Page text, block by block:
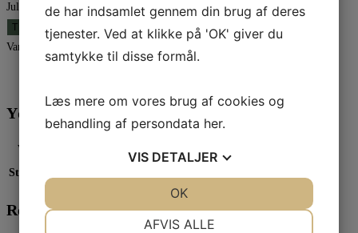
Julianna glaskrukke i 3 lag | 39cm antal
TILFØJ TIL KURV
Varenummer (SKU): Kategori:
Yderligere information
Vægt
Størrelse
Relaterede varer
de har indsamlet gennem din brug af deres
tjenester. Ved at klikke på 'OK' giver du
samtykke til disse formål.
Læs mere om vores brug af cookies og
behandling af persondata her.
VIS DETALJER
AFVIS ALLE
OK